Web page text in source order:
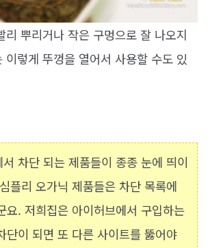
리 뿌리거나 작은 구멍으로 잘 나오지
이렇게 뚜껑을 열어서 사용할 수도 있
차단 되는 제품들이 종종 눈에 띄이
플리 오가닉 제품들은 차단 목록에
요. 저희집은 아이허브에서 구입하는
단이 되면 또 다른 사이트를 뚫어야